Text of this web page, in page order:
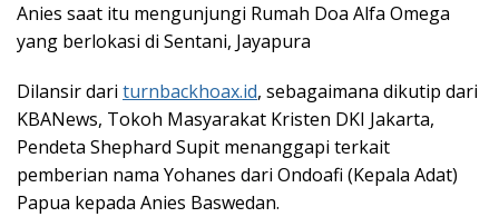
Anies saat itu mengunjungi Rumah Doa Alfa Omega
yang berlokasi di Sentani, Jayapura
Dilansir dari turnbackhoax.id, sebagaimana dikutip dari
KBANews, Tokoh Masyarakat Kristen DKI Jakarta,
Pendeta Shephard Supit menanggapi terkait
pemberian nama Yohanes dari Ondoafi (Kepala Adat)
Papua kepada Anies Baswedan.